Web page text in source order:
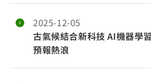
2025-12-05
古氣候結合新科技 AI機器學
預報熱浪